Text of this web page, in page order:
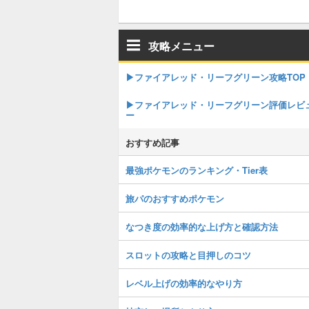
攻略メニュー
▶︎ファイアレッド・リーフグリーン攻略TOP
▶︎ファイアレッド・リーフグリーン評価レビ
ー
おすすめ記事
最強ポケモンのランキング・Tier表
旅パのおすすめポケモン
なつき度の効率的な上げ方と確認方法
スロットの攻略と目押しのコツ
レベル上げの効率的なやり方